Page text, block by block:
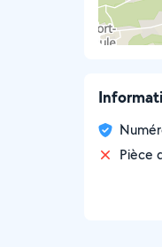
Pièce